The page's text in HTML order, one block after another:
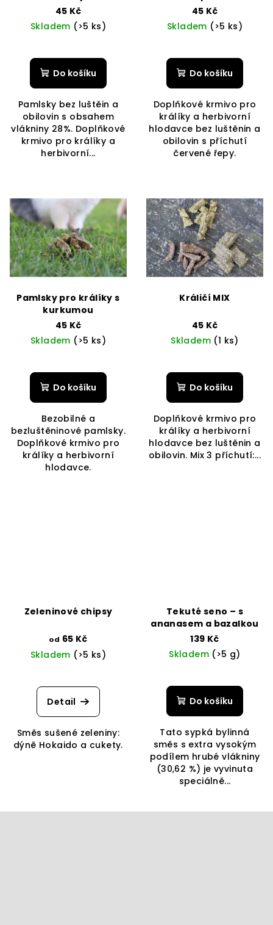
45 Kč
Skladem (>5 ks)
hodnocení
produktu
z
5
hvězdiček.
Do košíku
Pamlsky bez luštěin a
obilovin s obsahem
vlákniny 28%. Doplňkové
krmivo pro králíky a
herbivorní...
45 Kč
Skladem (>5 ks)
hodnocení
produktu
z
5
hvězdiček.
Do košíku
Doplňkové krmivo pro
králíky a herbivorní
hlodavce bez luštěnin a
obilovin s příchutí
červené řepy.
Pamlsky pro králíky s
kurkumou
45 Kč
Skladem (>5 ks)
hodnocení
produktu
z
5
hvězdiček.
Do košíku
Bezobilné a
bezluštěninové pamlsky.
Doplňkové krmivo pro
králíky a herbivorní
hlodavce.
Králičí MIX
45 Kč
Skladem (1 ks)
hodnocení
produktu
z
5
hvězdiček.
Do košíku
Doplňkové krmivo pro
králíky a herbivorní
hlodavce bez luštěnin a
obilovin. Mix 3 příchutí:...
Zeleninové chipsy
od 65 Kč
Skladem (>5 ks)
Detail
Směs sušené zeleniny:
dýně Hokaido a cukety.
Tekuté seno – s
ananasem a bazalkou
139 Kč
Skladem (>5 g)
Do košíku
Tato sypká bylinná
směs s extra vysokým
podílem hrubé vlákniny
(30,62 %) je vyvinuta
speciálně...